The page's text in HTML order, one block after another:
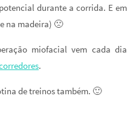
durante a corrida. E em
na madeira) 🙁
miofacial vem cada dia
.
de treinos também. 🙂